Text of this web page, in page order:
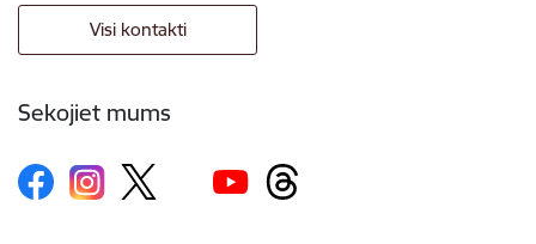
Visi kontakti
Sekojiet mums